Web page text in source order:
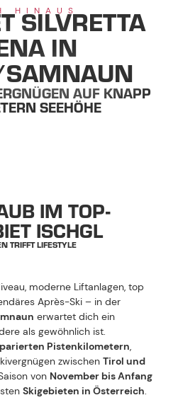
HINAUS
SILVRETTA
IN
AUF KNAPP
SEEHÖHE
IM TOP-
ISCHGL
TRIFFT LIFESTYLE
moderne Liftanlagen, top
Après-Ski – in der
erwartet dich ein
als gewöhnlich ist.
Pistenkilometern,
zwischen Tirol und
von November bis Anfang
Skigebieten in Österreich.